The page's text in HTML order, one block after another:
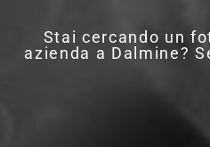
Stai cercando un
azienda a Dalmine?